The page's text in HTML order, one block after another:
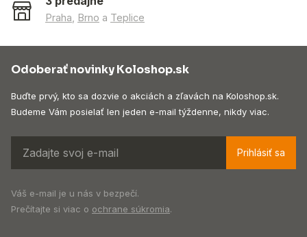
Praha Brno a Teplice
Odoberať novinky Koloshop.sk
Buďte prvý, kto sa dozvie o akciách a zľavách na Koloshop.sk.
Budeme Vám posielať len jeden e-mail týždenne, nikdy viac.
Prihlásiť sa
Váš e-mail je u nás v bezpečí.
Prečítajte si viac o ochrane súkromia.